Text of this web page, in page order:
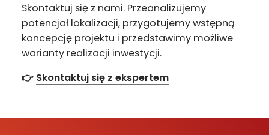
Skontaktuj się z nami. Przeanalizujemy
potencjał lokalizacji, przygotujemy wstępną
koncepcję projektu i przedstawimy możliwe
warianty realizacji inwestycji.
👉 Skontaktuj się z ekspertem